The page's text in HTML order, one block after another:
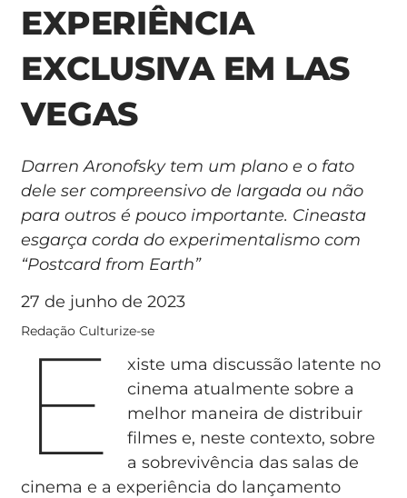
EXPERIÊNCIA
EXCLUSIVA EM LAS
VEGAS
Darren Aronofsky tem um plano e o fato
dele ser compreensivo de largada ou não
para outros é pouco importante. Cineasta
esgarça corda do experimentalismo com
“Postcard from Earth”
27 de junho de 2023
Redação Culturize-se
E
xiste uma discussão latente no
cinema atualmente sobre a
melhor maneira de distribuir
filmes e, neste contexto, sobre
a sobrevivência das salas de
cinema e a experiência do lançamento